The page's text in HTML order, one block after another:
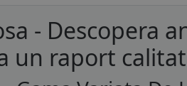
- Descopera
un raport